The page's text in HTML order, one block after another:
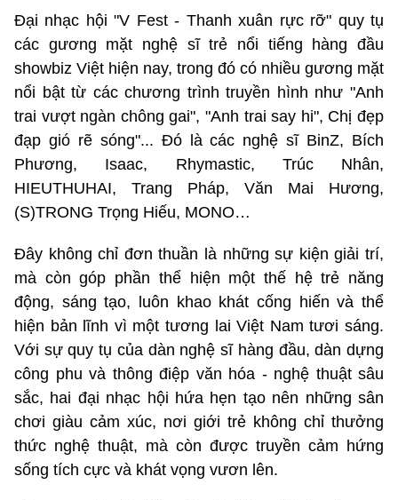
Đại nhạc hội "V Fest - Thanh xuân rực rỡ" quy tụ
các gương mặt nghệ sĩ trẻ nổi tiếng hàng đầu
showbiz Việt hiện nay, trong đó có nhiều gương mặt
nổi bật từ các chương trình truyền hình như "Anh
trai vượt ngàn chông gai", "Anh trai say hi", Chị đẹp
đạp gió rẽ sóng"... Đó là các nghệ sĩ BinZ, Bích
Phương, Isaac, Rhymastic, Trúc Nhân,
HIEUTHUHAI, Trang Pháp, Văn Mai Hương,
(S)TRONG Trọng Hiếu, MONO…
Đây không chỉ đơn thuần là những sự kiện giải trí,
mà còn góp phần thể hiện một thế hệ trẻ năng
động, sáng tạo, luôn khao khát cống hiến và thể
hiện bản lĩnh vì một tương lai Việt Nam tươi sáng.
Với sự quy tụ của dàn nghệ sĩ hàng đầu, dàn dựng
công phu và thông điệp văn hóa - nghệ thuật sâu
sắc, hai đại nhạc hội hứa hẹn tạo nên những sân
chơi giàu cảm xúc, nơi giới trẻ không chỉ thưởng
thức nghệ thuật, mà còn được truyền cảm hứng
sống tích cực và khát vọng vươn lên.